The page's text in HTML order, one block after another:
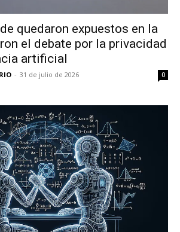
quedaron expuestos en la
el debate por la privacidad
artificial
- 31 de julio de 2026 0